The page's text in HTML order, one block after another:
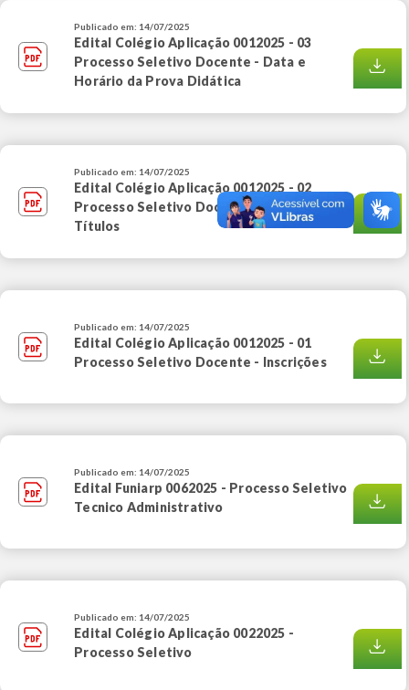
Publicado em: 14/07/2025
Edital Colégio Aplicação 0012025 - 03
Processo Seletivo Docente - Data e
Horário da Prova Didática
Publicado em: 14/07/2025
Edital Colégio Aplicação 0012025 - 02
Processo Seletivo Docente - Prova de
Títulos
Publicado em: 14/07/2025
Edital Colégio Aplicação 0012025 - 01
Processo Seletivo Docente - Inscrições
Publicado em: 14/07/2025
Edital Funiarp 0062025 - Processo Seletivo
Tecnico Administrativo
Publicado em: 14/07/2025
Edital Colégio Aplicação 0022025 -
Processo Seletivo